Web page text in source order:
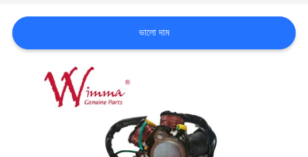
করুন
সাইটম্যাপ
গোপনীয়তা
ভালো দাম